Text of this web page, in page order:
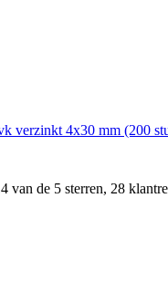
verzinkt 4x30 mm (200
van de 5 sterren, 28